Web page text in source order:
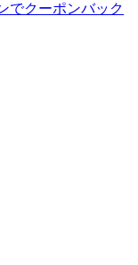
でクーポンバック